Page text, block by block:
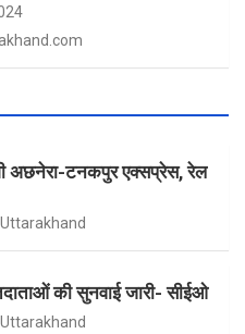
अछनेरा-टनकपुर एक्सप्रेस, रेल
की सुनवाई जारी- सीईओ